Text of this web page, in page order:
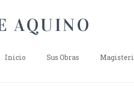
Inicio Sus Obras